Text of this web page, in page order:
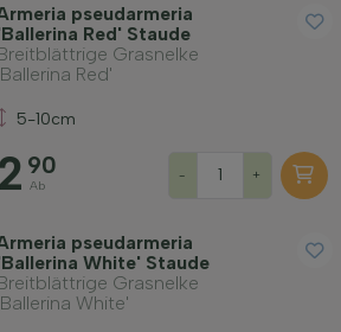
pseudarmeria
Red' Staude
Grasnelke
Red'
5-10cm
2 90
Ab
- +
pseudarmeria
White' Staude
Grasnelke
White'